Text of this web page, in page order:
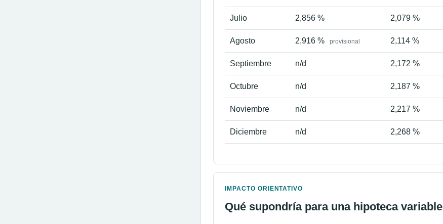
Julio 2,856 % 2,079 %
Agosto 2,916 % provisional 2,114 %
Septiembre n/d 2,172 %
Octubre n/d 2,187 %
Noviembre n/d 2,217 %
Diciembre n/d 2,268 %
IMPACTO ORIENTATIVO
Qué supondría para una hipoteca variable